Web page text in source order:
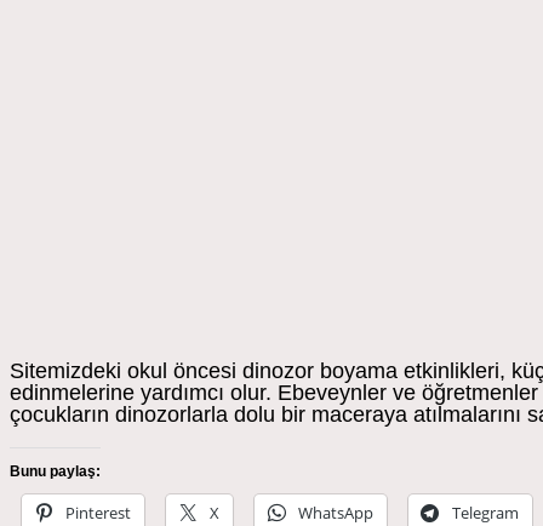
Sitemizdeki okul öncesi dinozor boyama etkinlikleri,
edinmelerine yardımcı olur. Ebeveynler ve
çocukların dinozorlarla dolu bir maceraya atılmalarını
Bunu paylaş:
Pinterest X WhatsApp Telegram